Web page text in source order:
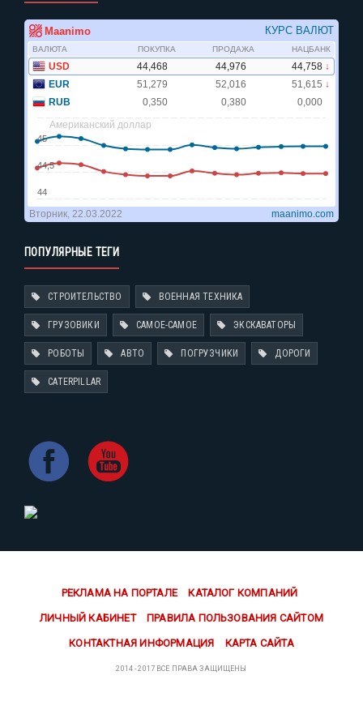
ПОПУЛЯРНЫЕ ТЕГИ
СТРОИТЕЛЬСТВО ВОЕННАЯ ТЕХНИКА
ГРУЗОВИКИ САМОЕ-САМОЕ ЭКСКАВАТОРЫ
РОБОТЫ АВТО ПОГРУЗЧИКИ ДОРОГИ
CATERPILLAR
РЕКЛАМА НА ПОРТАЛЕ КАТАЛОГ КОМПАНИЙ
ЛИЧНЫЙ КАБИНЕТ ПРАВИЛА ПОЛЬЗОВАНИЯ САЙТОМ
КОНТАКТНАЯ ИНФОРМАЦИЯ КАРТА САЙТА
2014 - 2017 ВСЕ ПРАВА ЗАЩИЩЕНЫ